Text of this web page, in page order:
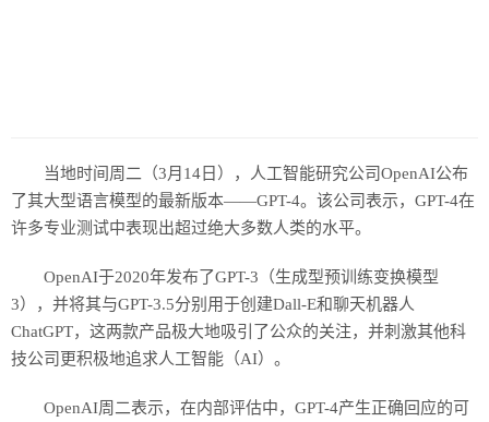
当地时间周二（3月14日），人工智能研究公司OpenAI公布
了其大型语言模型的最新版本——GPT-4。该公司表示，GPT-4在
许多专业测试中表现出超过绝大多数人类的水平。
OpenAI于2020年发布了GPT-3（生成型预训练变换模型
3），并将其与GPT-3.5分别用于创建Dall-E和聊天机器人
ChatGPT，这两款产品极大地吸引了公众的关注，并刺激其他科
技公司更积极地追求人工智能（AI）。
OpenAI周二表示，在内部评估中，GPT-4产生正确回应的可